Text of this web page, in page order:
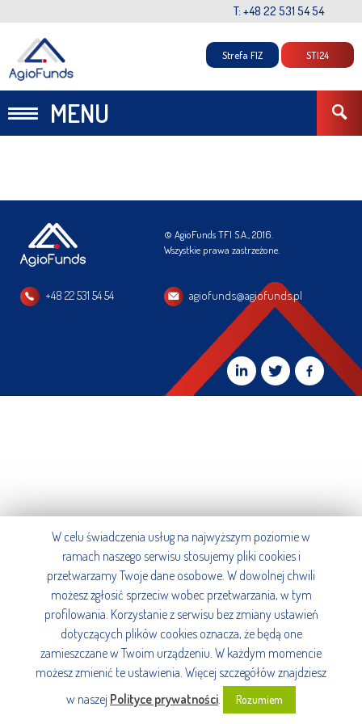
T: +48 22 531 54 54
MENU
Strefa FIZ STI24
© AgioFunds TFI S.A., 2016.
Wszystkie prawa zastrzeżone.
+48 22 531 54 54 agiofunds@agiofunds.pl
W celu świadczenia usług na najwyższym poziomie w
ramach naszego serwisu stosujemy pliki cookies i
przetwarzamy Twoje dane osobowe. W dowolnej chwili
możesz zgłosić sprzeciw wobec przetwarzania, w tym
profilowania. Korzystanie z serwisu bez zmiany ustawień
dotyczących plików cookies oznacza, że będą one
zamieszczane w Twoim urządzeniu. W każdym momencie
możesz zmienić te ustawienia. Więcej szczegółów znajdziesz
w naszej Polityce prywatności. Rozumiem